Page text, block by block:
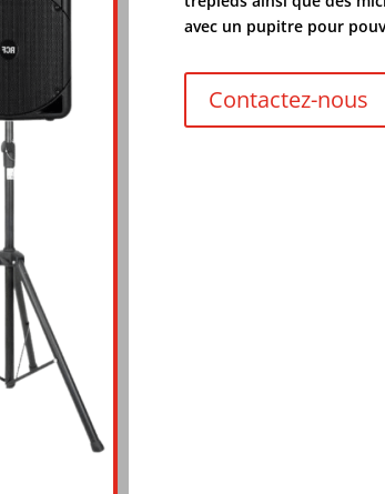
avec un pupitre pour
Contactez-nous